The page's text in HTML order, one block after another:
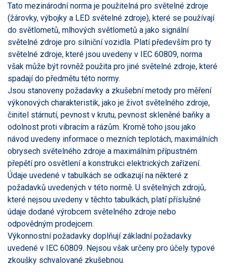
Tato mezinárodní norma je použitelná pro světelné zdroje
(žárovky, výbojky a LED světelné zdroje), které se používají
do světlometů, mlhových světlometů a jako signální
světelné zdroje pro silniční vozidla. Platí především pro ty
světelné zdroje, které jsou uvedeny v IEC 60809, norma
však může být rovněž použita pro jiné světelné zdroje, které
spadají do předmětu této normy.
Jsou stanoveny požadavky a zkušební metody pro měření
výkonových charakteristik, jako je život světelného zdroje,
činitel stárnutí, pevnost v krutu, pevnost skleněné baňky a
odolnost proti vibracím a rázům. Kromě toho jsou jako
návod uvedeny informace o mezních teplotách, maximálních
obrysech světelného zdroje a maximálním přípustném
přepětí pro osvětlení a konstrukci elektrických zařízení.
Údaje uvedené v tabulkách se odkazují na některé z
požadavků uvedených v této normě. U světelných zdrojů,
které nejsou uvedeny v těchto tabulkách, platí příslušné
údaje dodané výrobcem světelného zdroje nebo
odpovědným prodejcem.
Výkonnostní požadavky doplňují základní požadavky
uvedené v IEC 60809. Nejsou však určeny pro účely typové
zkoušky schvalované zkušebnou.